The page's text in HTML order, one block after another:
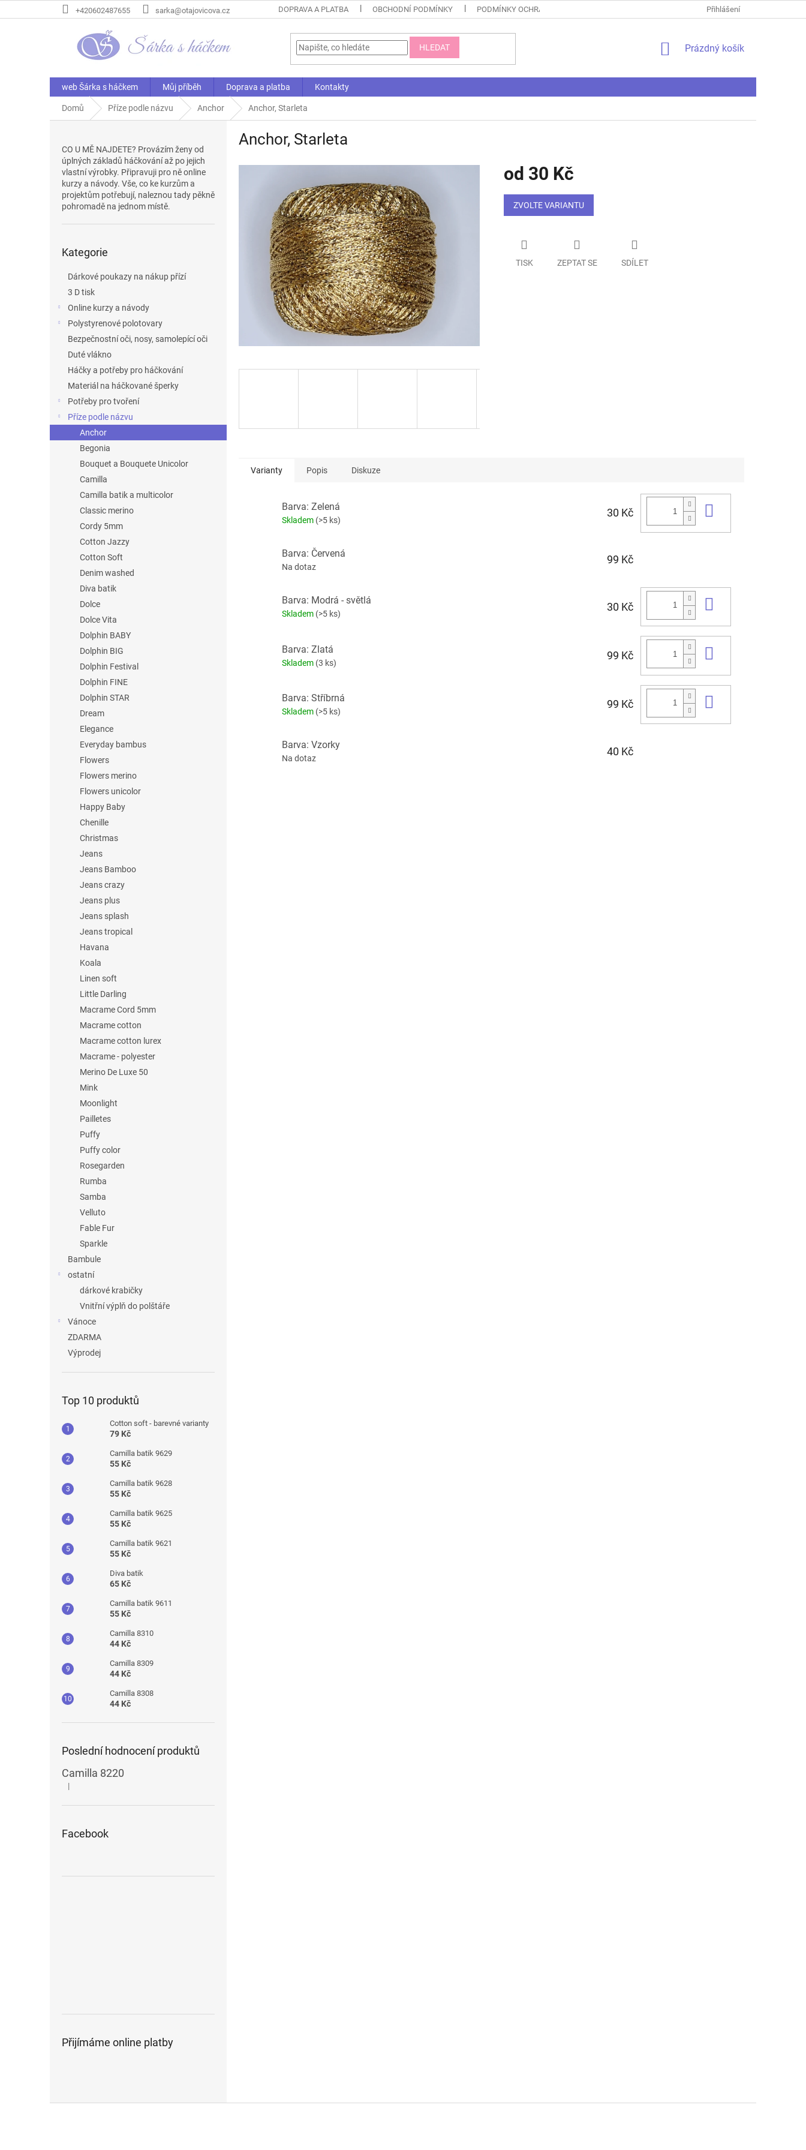
na
+420602487655 sarka@otajovicova.cz DOPRAVA A PLATBA OBCHODNÍ PODMÍNKY PODMÍNKY OCHRANY OSOBNÍCH ÚDAJŮ REKLAMAČNÍ ŘÁD REKLAMAČNÍ
Přihlášení
HLEDAT
NÁKUPNÍ
Prázdný košík
web Šárka s háčkem Můj příběh Doprava a platba Kontakty
Domů Příze podle názvu Anchor Anchor, Starleta
CO U MĚ NAJDETE? Provázím ženy od
úplných základů háčkování až po jejich
vlastní výrobky. Připravuji pro ně online
kurzy a návody. Vše, co ke kurzům a
projektům potřebují, naleznou tady pěkně
pohromadě na jednom místě.
kategorie
Kategorie
Dárkové poukazy na nákup přízí
3 D tisk
Online kurzy a návody
Polystyrenové polotovary
Bezpečnostní oči, nosy, samolepící oči
Duté vlákno
Háčky a potřeby pro háčkování
Materiál na háčkované šperky
Potřeby pro tvoření
Příze podle názvu
Anchor
Begonia
Bouquet a Bouquete Unicolor
Camilla
Camilla batik a multicolor
Classic merino
Cordy 5mm
Cotton Jazzy
Cotton Soft
Denim washed
Diva batik
Dolce
Dolce Vita
Dolphin BABY
Dolphin BIG
Dolphin Festival
Dolphin FINE
Dolphin STAR
Dream
Elegance
Everyday bambus
Flowers
Flowers merino
Flowers unicolor
Happy Baby
Chenille
Christmas
Jeans
Jeans Bamboo
Jeans crazy
Jeans plus
Jeans splash
Jeans tropical
Havana
Koala
Linen soft
Little Darling
Macrame Cord 5mm
Macrame cotton
Macrame cotton lurex
Macrame - polyester
Merino De Luxe 50
Mink
Moonlight
Pailletes
Puffy
Puffy color
Rosegarden
Rumba
Samba
Velluto
Fable Fur
Sparkle
Bambule
ostatní
dárkové krabičky
Vnitřní výplň do polštáře
Vánoce
ZDARMA
Výprodej
Top 10 produktů
Cotton soft - barevné varianty
79 Kč
Camilla batik 9629
55 Kč
Camilla batik 9628
55 Kč
Camilla batik 9625
55 Kč
Camilla batik 9621
55 Kč
Diva batik
65 Kč
Camilla batik 9611
55 Kč
Camilla 8310
44 Kč
Camilla 8309
44 Kč
Camilla 8308
44 Kč
Poslední hodnocení produktů
Camilla 8220
Hodnocení produktu je 5 z 5 hvězdiček.
|
Facebook
Přijímáme online platby
Anchor, Starleta
od 30 Kč
Měrná
cena:
ZVOLTE VARIANTU
TISK ZEPTAT SE SDÍLET
Varianty Popis Diskuze
Barva: Zelená
Skladem (>5 ks)
30 Kč
Barva: Červená
Na dotaz
99 Kč
Barva: Modrá - světlá
Skladem (>5 ks)
30 Kč
Barva: Zlatá
Skladem (3 ks)
99 Kč
Barva: Stříbrná
Skladem (>5 ks)
99 Kč
Barva: Vzorky
Na dotaz
40 Kč